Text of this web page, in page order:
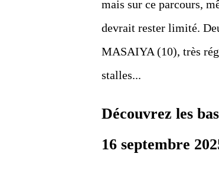
mais sur ce parcours,
devrait rester limité.
MASAIYA (10), très
stalles...
Découvrez les
16 septembre